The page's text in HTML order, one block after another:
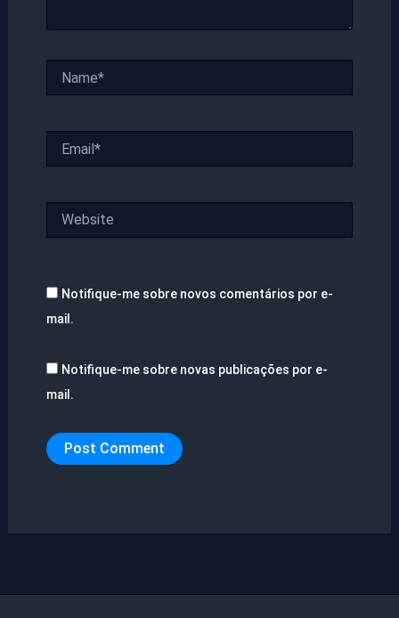
Notifique-me sobre novos comentários por e-
mail.
Notifique-me sobre novas publicações por e-
mail.